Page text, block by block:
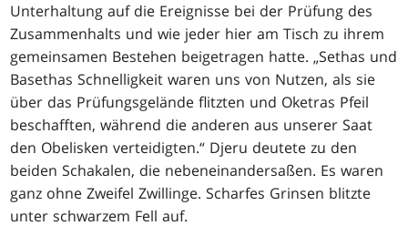
Unterhaltung auf die Ereignisse bei der Prüfung des
Zusammenhalts und wie jeder hier am Tisch zu ihrem
gemeinsamen Bestehen beigetragen hatte. „Sethas und
Basethas Schnelligkeit waren uns von Nutzen, als sie
über das Prüfungsgelände flitzten und Oketras Pfeil
beschafften, während die anderen aus unserer Saat
den Obelisken verteidigten.“ Djeru deutete zu den
beiden Schakalen, die nebeneinandersaßen. Es waren
ganz ohne Zweifel Zwillinge. Scharfes Grinsen blitzte
unter schwarzem Fell auf.